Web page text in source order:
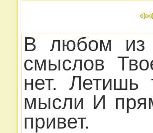
В любом из
смыслов
нет. Летишь
мысли И
привет.